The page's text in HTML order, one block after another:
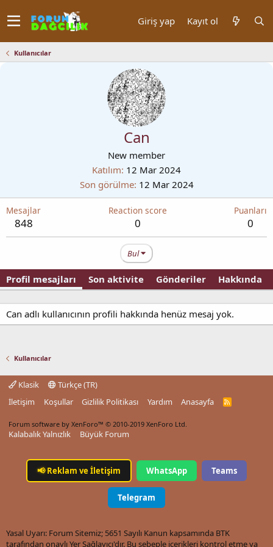
Giriş yap Kayıt ol
Kullanıcılar
Can
New member
Katılım 12 Mar 2024
Son görülme 12 Mar 2024
Mesajlar
848
Reaction score
0
Puanları
0
Bul
Profil mesajları Son aktivite Gönderiler Hakkında
Can adlı kullanıcının profili hakkında henüz mesaj yok.
Kullanıcılar
Klasik
Türkçe (TR)
İletişim
Koşullar Gizlilik Politikası Yardım Anasayfa
R
Forum software by XenForo™ © 2010-2019 XenForo Ltd.
Kalabalık Yalnızlık Büyük Forum
📢Reklam ve İletişim WhatsApp Teams
Telegram
Yasal Uyarı: Forum Sitemiz; 5651 Sayılı Kanun kapsamında BTK
tarafından onaylı Yer Sağlayıcı'dır. Bu sebeple içerikleri kontrol etme ya